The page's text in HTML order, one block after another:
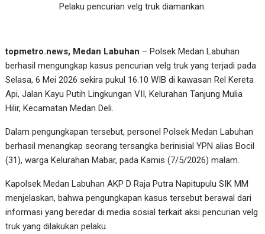
Pelaku pencurian velg truk diamankan.
topmetro.news, Medan Labuhan – Polsek Medan Labuhan
berhasil mengungkap kasus pencurian velg truk yang terjadi pada
Selasa, 6 Mei 2026 sekira pukul 16.10 WIB di kawasan Rel Kereta
Api, Jalan Kayu Putih Lingkungan VII, Kelurahan Tanjung Mulia
Hilir, Kecamatan Medan Deli.
Dalam pengungkapan tersebut, personel Polsek Medan Labuhan
berhasil menangkap seorang tersangka berinisial YPN alias Bocil
(31), warga Kelurahan Mabar, pada Kamis (7/5/2026) malam.
Kapolsek Medan Labuhan AKP D Raja Putra Napitupulu SIK MM
menjelaskan, bahwa pengungkapan kasus tersebut berawal dari
informasi yang beredar di media sosial terkait aksi pencurian velg
truk yang dilakukan pelaku.